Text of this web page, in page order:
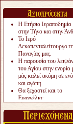
Η Ετήσια Ιεραποδημία
στην Τήνο και στην
Το Ιερό
Δεκαπενταλείτουργο
Παναγίας μας.
Η παρουσία του
του Αγίου στην ενορία
μάς καλεί ακόμη σε
και αγάπη.
Θα ξεχαστεί και το
Ευαγγέλιο;
«πολύ αργά».
Ζητείται....